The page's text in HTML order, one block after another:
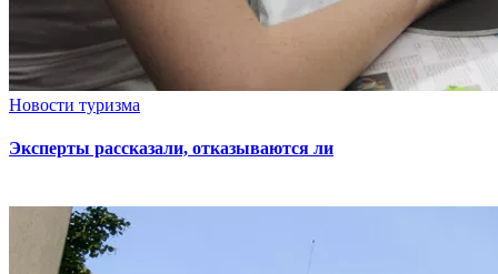
Новости туризма
Эксперты рассказали, отказываются ли